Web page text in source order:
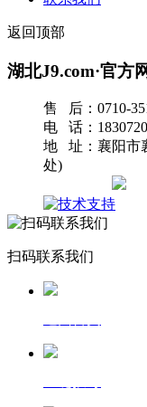
返回顶部
湖北J9.com·官方
售 后：0710-
电 话：
地 址：襄阳市
处)
扫码联系我们